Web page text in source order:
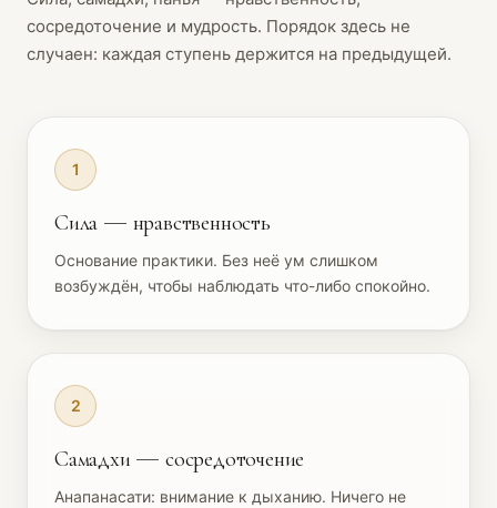
сосредоточение и мудрость. Порядок здесь не
случаен: каждая ступень держится на предыдущей.
1
Сила — нравственность
Основание практики. Без неё ум слишком
возбуждён, чтобы наблюдать что-либо спокойно.
2
Самадхи — сосредоточение
Анапанасати: внимание к дыханию. Ничего не